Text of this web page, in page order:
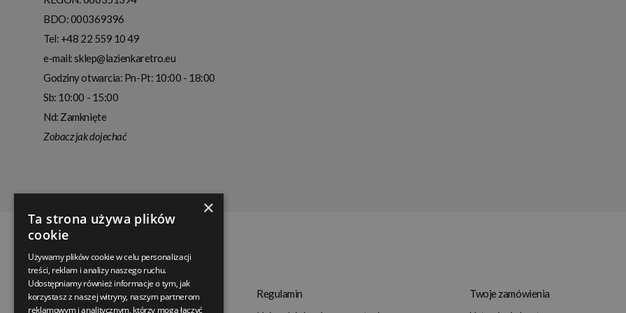
BDO: 000369396
Tel: +48 22 559 10 49
e-mail:sklep@lazienkaretro.eu
Godziny otwarcia: Pn-Pt: 10:00 - 18:00
Sb: 10:00 - 15:00
Nd: Zamknięte
Zobacz jak dojechać
Termin realizacji
Regulamin
Twoje zamówienia
×
Ta strona używa plików
cookie
Używamy plików cookie w celu personalizacji
treści, reklam i analizy naszego ruchu.
Udostępniamy również informacje o tym, jak
korzystasz z naszej witryny, naszym partnerom
reklamowym i analitycznym, którzy mogą łączyć